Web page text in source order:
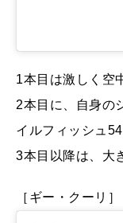
1本目は激しく空
2本目に、自身の
イルフィッシュ
3本目以降は、大
［ギー・クーリ］